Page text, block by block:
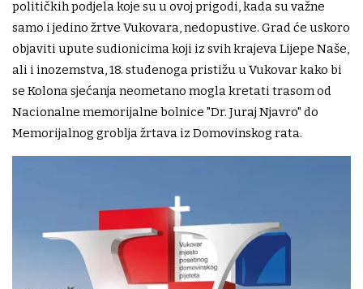
političkih podjela koje su u ovoj prigodi, kada su važne
samo i jedino žrtve Vukovara, nedopustive. Grad će uskoro
objaviti upute sudionicima koji iz svih krajeva Lijepe Naše,
ali i inozemstva, 18. studenoga pristižu u Vukovar kako bi
se Kolona sjećanja neometano mogla kretati trasom od
Nacionalne memorijalne bolnice "Dr. Juraj Njavro" do
Memorijalnog groblja žrtava iz Domovinskog rata.